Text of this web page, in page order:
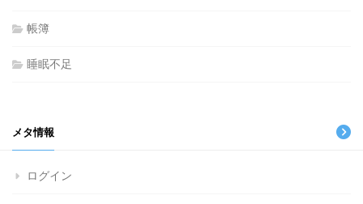
帳簿
睡眠不足
メタ情報
ログイン